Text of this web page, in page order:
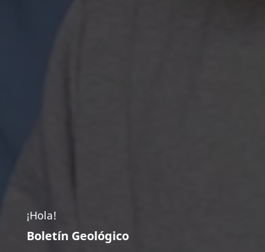
¡Hola!
Boletín Geológico